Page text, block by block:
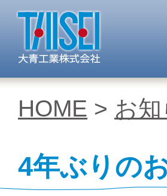
HOME > お
4年ぶりの